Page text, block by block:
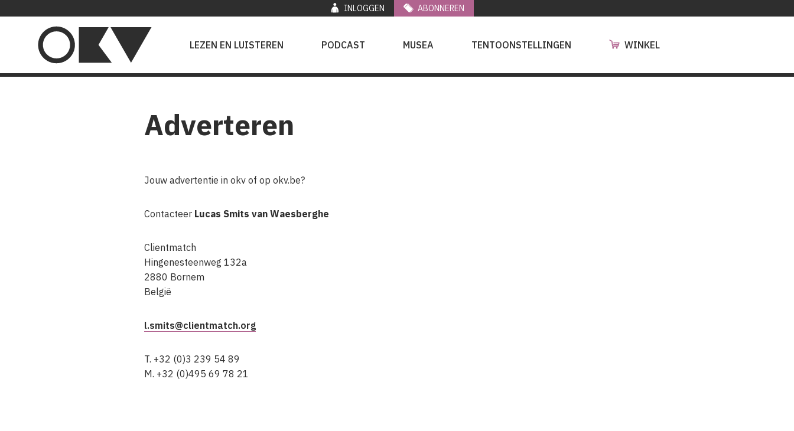
INLOGGEN ABONNEREN
navigation
LEZEN EN LUISTEREN PODCAST MUSEA TENTOONSTELLINGEN WINKEL
Adverteren
Jouw advertentie in okv of op okv.be?
Contacteer Lucas Smits van Waesberghe
Clientmatch
Hingenesteenweg 132a
2880 Bornem
België
l.smits@clientmatch.org
T. +32 (0)3 239 54 89
M. +32 (0)495 69 78 21